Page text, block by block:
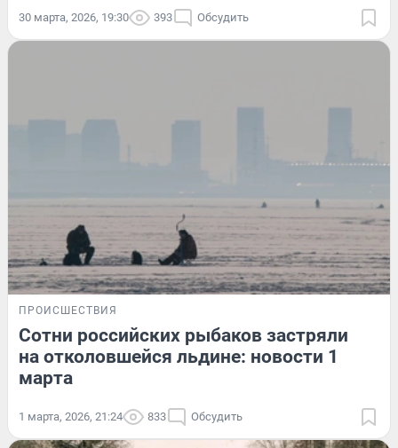
30 марта, 2026, 19:30 393 Обсудить
ПРОИСШЕСТВИЯ
Сотни российских рыбаков застряли
на отколовшейся льдине: новости 1
марта
1 марта, 2026, 21:24 833 Обсудить